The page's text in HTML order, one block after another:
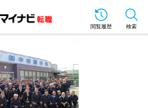
閲覧履歴 検索